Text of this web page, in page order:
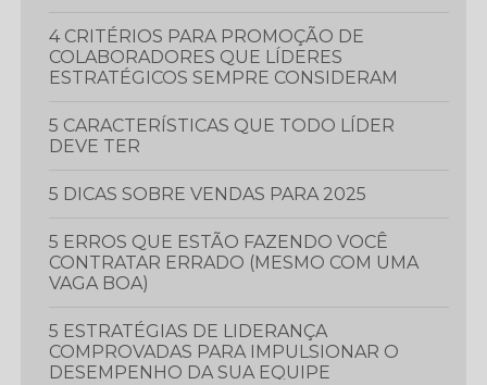
4 CRITÉRIOS PARA PROMOÇÃO DE
COLABORADORES QUE LÍDERES
ESTRATÉGICOS SEMPRE CONSIDERAM
5 CARACTERÍSTICAS QUE TODO LÍDER
DEVE TER
5 DICAS SOBRE VENDAS PARA 2025
5 ERROS QUE ESTÃO FAZENDO VOCÊ
CONTRATAR ERRADO (MESMO COM UMA
VAGA BOA)
5 ESTRATÉGIAS DE LIDERANÇA
COMPROVADAS PARA IMPULSIONAR O
DESEMPENHO DA SUA EQUIPE